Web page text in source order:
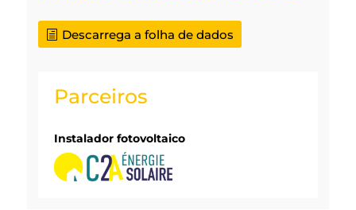
Descarrega a folha de dados
Parceiros
Instalador fotovoltaico